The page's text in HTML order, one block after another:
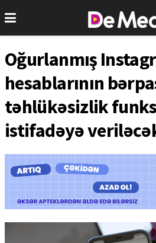
Oğurlanmış
hesablarının
təhlükəsizlik
istifadəyə